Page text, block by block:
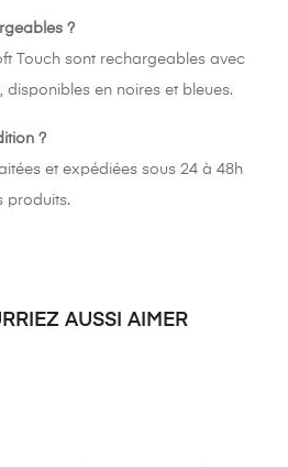
?
Touch sont rechargeables avec
en noires et bleues.
?
et expédiées sous 24 à 48h
produits.
AUSSI AIMER